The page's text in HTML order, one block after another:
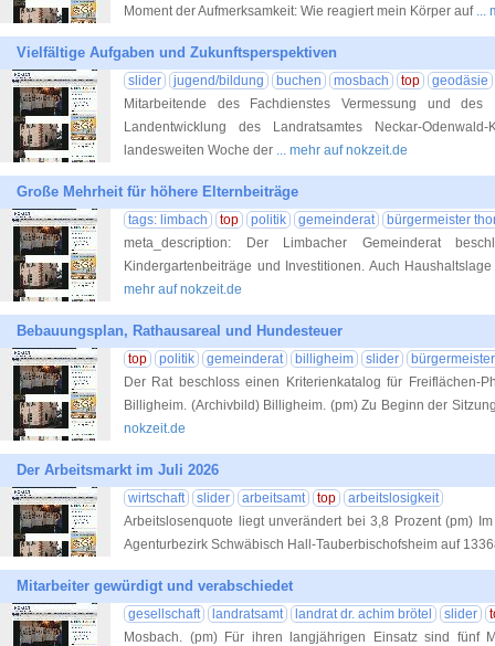
Moment der Aufmerksamkeit: Wie reagiert mein Körper auf ...
Vielfältige Aufgaben und Zukunftsperspektiven
slider jugend/bildung buchen mosbach top
geodäsie
Mitarbeitende des Fachdienstes Vermessung und des
Landentwicklung des Landratsamtes Neckar-
landesweiten Woche der ... mehr auf nokzeit.de
Große Mehrheit für höhere Elternbeiträge
tags: limbach top politik gemeinderat
bürgermeister
meta_description: Der Limbacher Gemeinderat
Kindergartenbeiträge und Investitionen. Auch
mehr auf nokzeit.de
Bebauungsplan, Rathausareal und Hundesteuer
top politik gemeinderat billigheim slider
Der Rat beschloss einen Kriterienkatalog für Freiflächen-
Billigheim. (Archivbild) Billigheim. (pm) Zu Beginn der
nokzeit.de
Der Arbeitsmarkt im Juli 2026
wirtschaft slider arbeitsamt top
arbeitslosigkeit
Arbeitslosenquote liegt unverändert bei 3,8 Prozent (pm)
Agenturbezirk Schwäbisch Hall-Tauberbischofsheim auf
Mitarbeiter gewürdigt und verabschiedet
gesellschaft landratsamt landrat dr. achim brötel slider
Mosbach. (pm) Für ihren langjährigen Einsatz sind fünf